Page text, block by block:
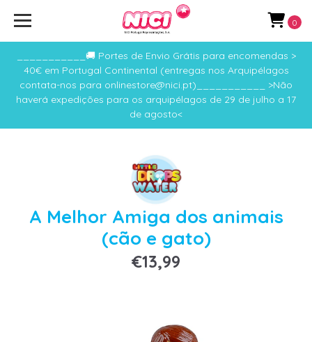
___________🚚 Portes de Envio Grátis para encomendas >
40€ em Portugal Continental (entregas nos Arquipélagos
contata-nos para onlinestore@nici.pt)___________ >Não
haverá expedições para os arquipélagos de 29 de julho a 17
de agosto<
0
A Melhor Amiga dos animais
(cão e gato)
€13,99